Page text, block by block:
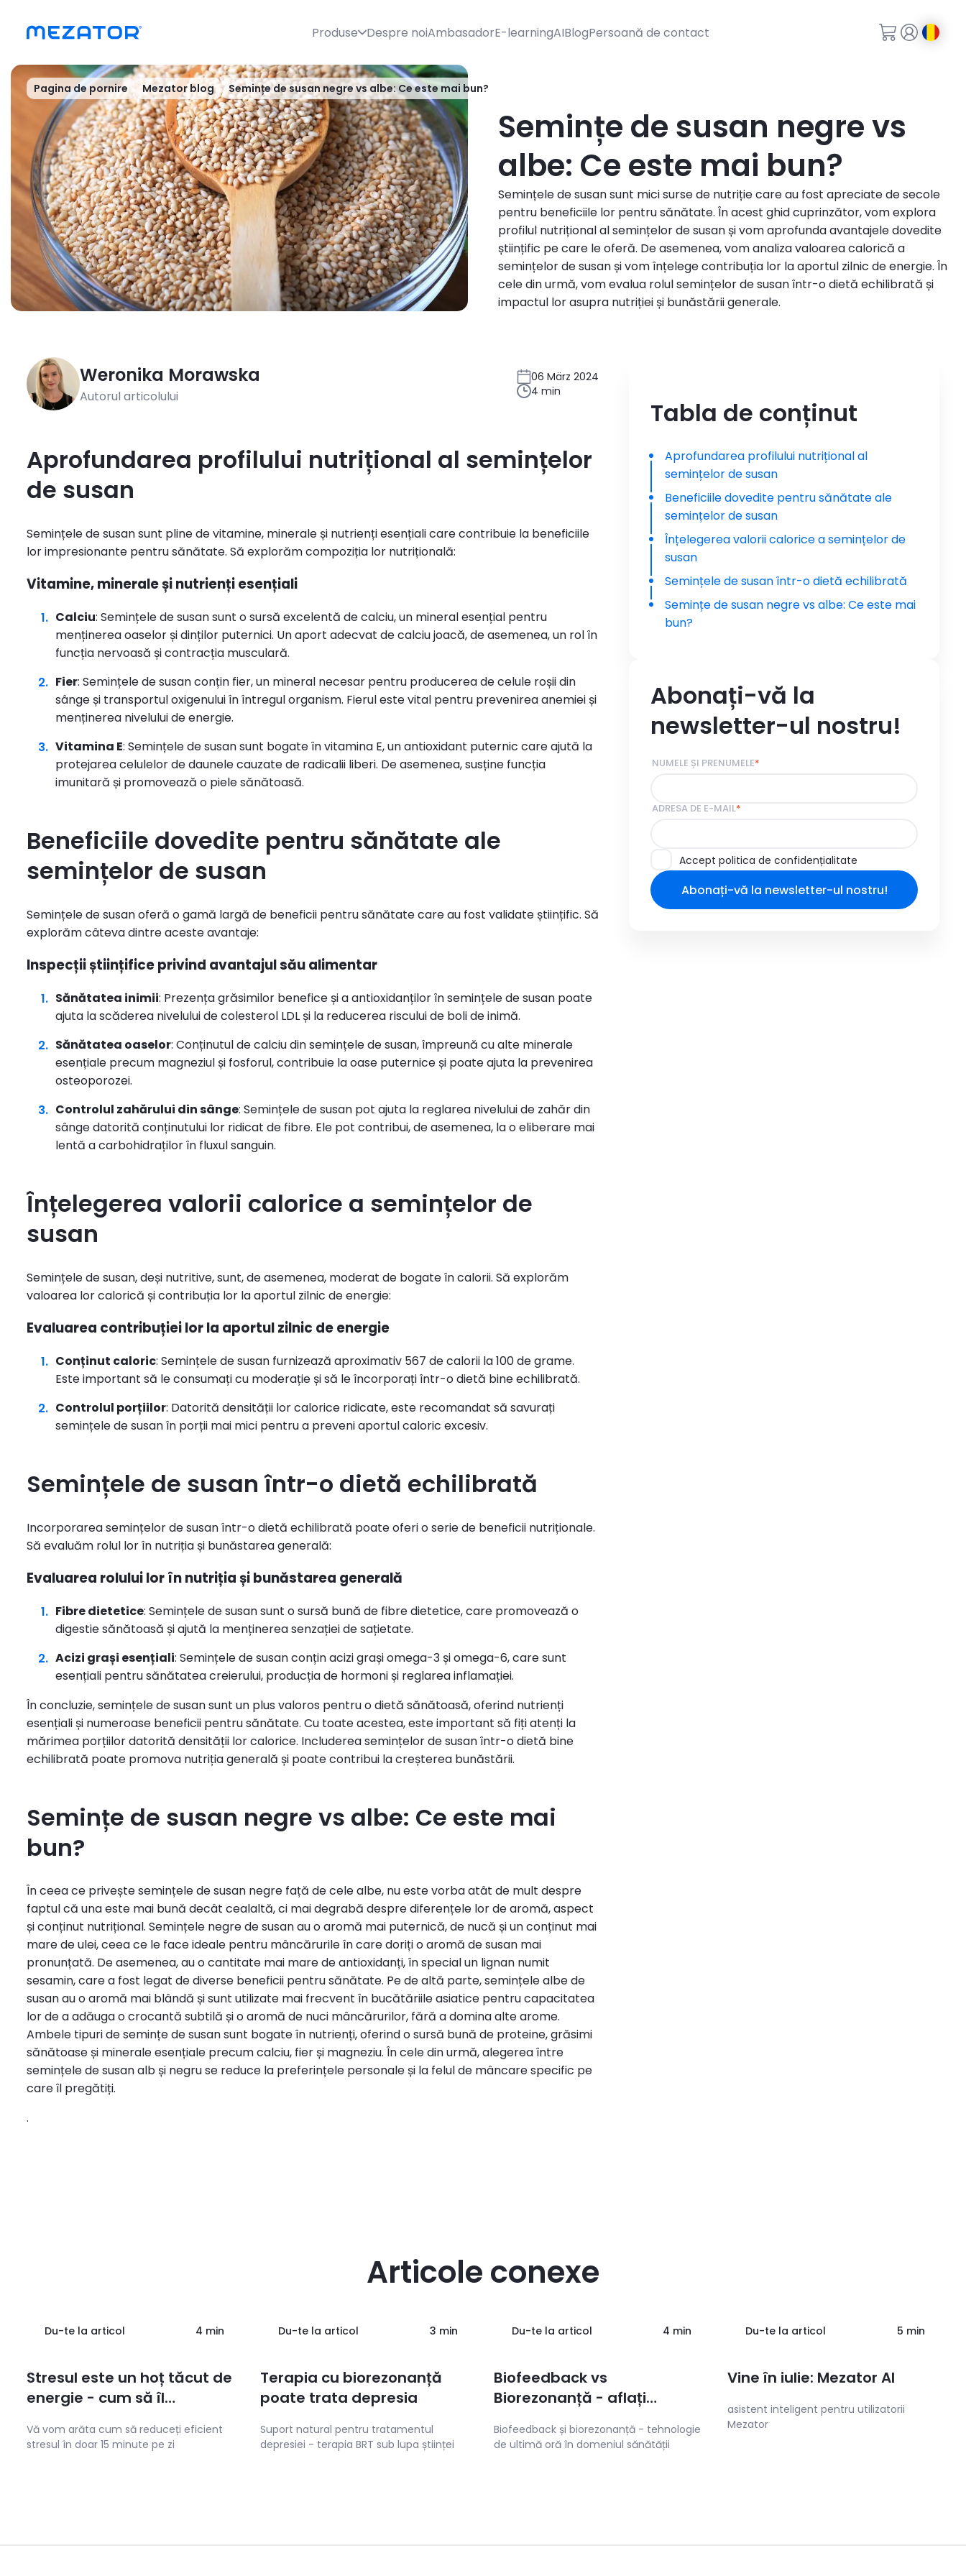
Produse Despre noiAmbasadorE-learningAIBlogPersoană de contact
Pagina de pornire Mezator blog Semințe de susan negre vs albe: Ce este mai bun?
Semințe de susan negre vs
albe: Ce este mai bun?
Semințele de susan sunt mici surse de nutriție care au fost apreciate de secole
pentru beneficiile lor pentru sănătate. În acest ghid cuprinzător, vom explora
profilul nutrițional al semințelor de susan și vom aprofunda avantajele dovedite
științific pe care le oferă. De asemenea, vom analiza valoarea calorică a
semințelor de susan și vom înțelege contribuția lor la aportul zilnic de energie. În
cele din urmă, vom evalua rolul semințelor de susan într-o dietă echilibrată și
impactul lor asupra nutriției și bunăstării generale.
Weronika Morawska
Autorul articolului
06 März 2024
4 min
Aprofundarea profilului nutrițional al semințelor
de susan
Semințele de susan sunt pline de vitamine, minerale și nutrienți esențiali care contribuie la beneficiile
lor impresionante pentru sănătate. Să explorăm compoziția lor nutrițională:
Vitamine, minerale și nutrienți esențiali
Calciu: Semințele de susan sunt o sursă excelentă de calciu, un mineral esențial pentru
menținerea oaselor și dinților puternici. Un aport adecvat de calciu joacă, de asemenea, un rol în
funcția nervoasă și contracția musculară.
Fier: Semințele de susan conțin fier, un mineral necesar pentru producerea de celule roșii din
sânge și transportul oxigenului în întregul organism. Fierul este vital pentru prevenirea anemiei și
menținerea nivelului de energie.
Vitamina E: Semințele de susan sunt bogate în vitamina E, un antioxidant puternic care ajută la
protejarea celulelor de daunele cauzate de radicalii liberi. De asemenea, susține funcția
imunitară și promovează o piele sănătoasă.
Beneficiile dovedite pentru sănătate ale
semințelor de susan
Semințele de susan oferă o gamă largă de beneficii pentru sănătate care au fost validate științific. Să
explorăm câteva dintre aceste avantaje:
Inspecții științifice privind avantajul său alimentar
Sănătatea inimii: Prezența grăsimilor benefice și a antioxidanților în semințele de susan poate
ajuta la scăderea nivelului de colesterol LDL și la reducerea riscului de boli de inimă.
Sănătatea oaselor: Conținutul de calciu din semințele de susan, împreună cu alte minerale
esențiale precum magneziul și fosforul, contribuie la oase puternice și poate ajuta la prevenirea
osteoporozei.
Controlul zahărului din sânge: Semințele de susan pot ajuta la reglarea nivelului de zahăr din
sânge datorită conținutului lor ridicat de fibre. Ele pot contribui, de asemenea, la o eliberare mai
lentă a carbohidraților în fluxul sanguin.
Înțelegerea valorii calorice a semințelor de
susan
Semințele de susan, deși nutritive, sunt, de asemenea, moderat de bogate în calorii. Să explorăm
valoarea lor calorică și contribuția lor la aportul zilnic de energie:
Evaluarea contribuției lor la aportul zilnic de energie
Conținut caloric: Semințele de susan furnizează aproximativ 567 de calorii la 100 de grame.
Este important să le consumați cu moderație și să le încorporați într-o dietă bine echilibrată.
Controlul porțiilor: Datorită densității lor calorice ridicate, este recomandat să savurați
semințele de susan în porții mai mici pentru a preveni aportul caloric excesiv.
Semințele de susan într-o dietă echilibrată
Incorporarea semințelor de susan într-o dietă echilibrată poate oferi o serie de beneficii nutriționale.
Să evaluăm rolul lor în nutriția și bunăstarea generală:
Evaluarea rolului lor în nutriția și bunăstarea generală
Fibre dietetice: Semințele de susan sunt o sursă bună de fibre dietetice, care promovează o
digestie sănătoasă și ajută la menținerea senzației de sațietate.
Acizi grași esențiali: Semințele de susan conțin acizi grași omega-3 și omega-6, care sunt
esențiali pentru sănătatea creierului, producția de hormoni și reglarea inflamației.
În concluzie, semințele de susan sunt un plus valoros pentru o dietă sănătoasă, oferind nutrienți
esențiali și numeroase beneficii pentru sănătate. Cu toate acestea, este important să fiți atenți la
mărimea porțiilor datorită densității lor calorice. Includerea semințelor de susan într-o dietă bine
echilibrată poate promova nutriția generală și poate contribui la creșterea bunăstării.
Semințe de susan negre vs albe: Ce este mai
bun?
În ceea ce privește semințele de susan negre față de cele albe, nu este vorba atât de mult despre
faptul că una este mai bună decât cealaltă, ci mai degrabă despre diferențele lor de aromă, aspect
și conținut nutrițional. Semințele negre de susan au o aromă mai puternică, de nucă și un conținut mai
mare de ulei, ceea ce le face ideale pentru mâncărurile în care doriți o aromă de susan mai
pronunțată. De asemenea, au o cantitate mai mare de antioxidanți, în special un lignan numit
sesamin, care a fost legat de diverse beneficii pentru sănătate. Pe de altă parte, semințele albe de
susan au o aromă mai blândă și sunt utilizate mai frecvent în bucătăriile asiatice pentru capacitatea
lor de a adăuga o crocantă subtilă și o aromă de nuci mâncărurilor, fără a domina alte arome.
Ambele tipuri de semințe de susan sunt bogate în nutrienți, oferind o sursă bună de proteine, grăsimi
sănătoase și minerale esențiale precum calciu, fier și magneziu. În cele din urmă, alegerea între
semințele de susan alb și negru se reduce la preferințele personale și la felul de mâncare specific pe
care îl pregătiți.
.
Tabla de conținut
Aprofundarea profilului nutrițional al
semințelor de susan
Beneficiile dovedite pentru sănătate ale
semințelor de susan
Înțelegerea valorii calorice a semințelor de
susan
Semințele de susan într-o dietă echilibrată
Semințe de susan negre vs albe: Ce este mai
bun?
Abonați-vă la
newsletter-ul nostru!
NUMELE ȘI PRENUMELE*
ADRESA DE E-MAIL*
Accept politica de confidențialitate
Abonați-vă la newsletter-ul nostru!
Articole conexe
Du-te la articol 4 min
Stresul este un hoț tăcut de
energie - cum să îl
zi ?
Vă vom arăta cum să reduceți eficient
stresul în doar 15 minute pe zi
Du-te la articol 3 min
Terapia cu biorezonanță
poate trata depresia
Suport natural pentru tratamentul
depresiei - terapia BRT sub lupa științei
Du-te la articol 4 min
Biofeedback vs
Biorezonanță - aflați
Biofeedback și biorezonanță - tehnologie
de ultimă oră în domeniul sănătății
Du-te la articol 5 min
Vine în iulie: Mezator AI
asistent inteligent pentru utilizatorii
Mezator